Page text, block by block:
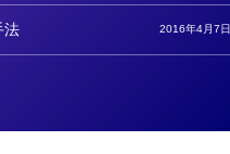
法 2016年4月7日